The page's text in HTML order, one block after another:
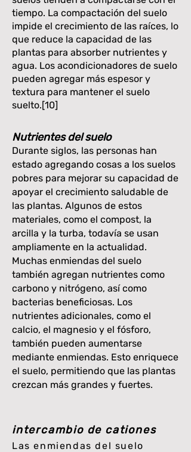
tiempo. La compactación del suelo
impide el crecimiento de las raíces, lo
que reduce la capacidad de las
plantas para absorber nutrientes y
agua. Los acondicionadores de suelo
pueden agregar más espesor y
textura para mantener el suelo
suelto.[10]
Nutrientes del suelo
Durante siglos, las personas han
estado agregando cosas a los suelos
pobres para mejorar su capacidad de
apoyar el crecimiento saludable de
las plantas. Algunos de estos
materiales, como el compost, la
arcilla y la turba, todavía se usan
ampliamente en la actualidad.
Muchas enmiendas del suelo
también agregan nutrientes como
carbono y nitrógeno, así como
bacterias beneficiosas. Los
nutrientes adicionales, como el
calcio, el magnesio y el fósforo,
también pueden aumentarse
mediante enmiendas. Esto enriquece
el suelo, permitiendo que las plantas
crezcan más grandes y fuertes.
intercambio de cationes
Las enmiendas del suelo